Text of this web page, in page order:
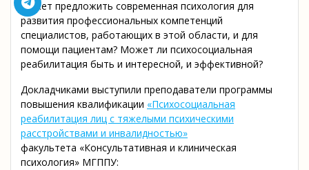
может предложить современная психология для
развития профессиональных компетенций
специалистов, работающих в этой области, и для
помощи пациентам? Может ли психосоциальная
реабилитация быть и интересной, и эффективной?
Докладчиками выступили преподаватели программы
повышения квалификации «Психосоциальная
реабилитация лиц с тяжелыми психическими
расстройствами и инвалидностью»
факультета «Консультативная и клиническая
психология» МГППУ: